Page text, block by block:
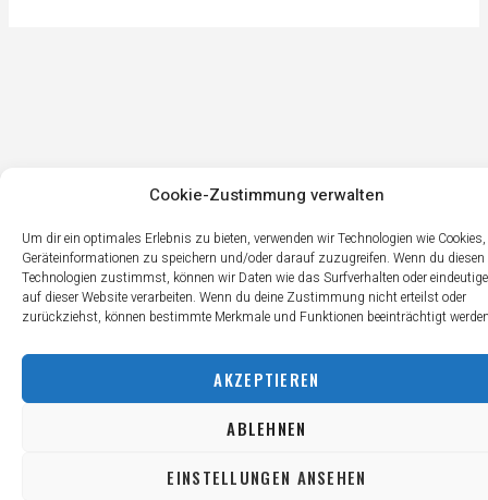
Cookie-Zustimmung verwalten
Um dir ein optimales Erlebnis zu bieten, verwenden wir Technologien wie
Geräteinformationen zu speichern und/oder darauf zuzugreifen. Wenn du diesen
Technologien zustimmst, können wir Daten wie das Surfverhalten oder
auf dieser Website verarbeiten. Wenn du deine Zustimmung nicht erteilst oder
zurückziehst, können bestimmte Merkmale und Funktionen beeinträchtigt
AKZEPTIEREN
ABLEHNEN
EINSTELLUNGEN ANSEHEN